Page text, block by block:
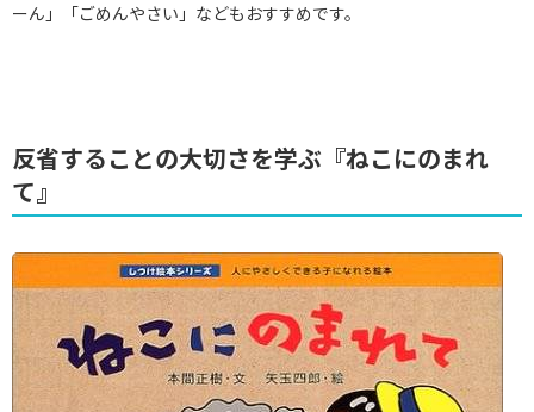
ーん」「ごめんやさい」などもおすすめです。
反省することの大切さを学ぶ『ねこにのまれ
て』